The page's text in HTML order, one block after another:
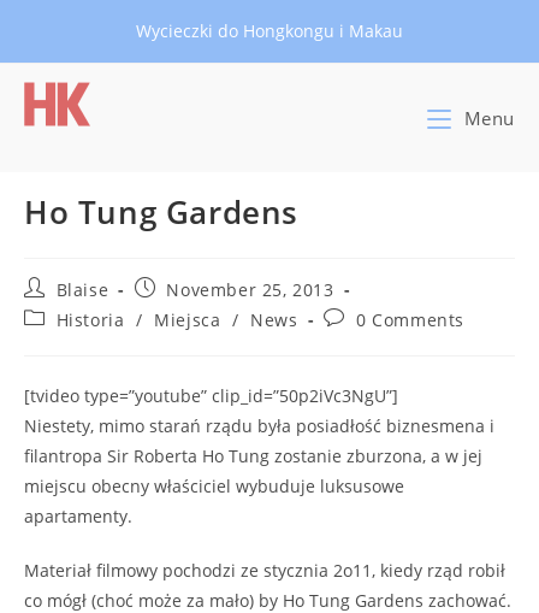
Wycieczki do Hongkongu i Makau
Menu
Ho Tung Gardens
Post
author:
Blaise
Post
published:
November 25, 2013
PostHistoria / Miejsca / News
Post0 Comments
[tvideo type=”youtube” clip_id=”50p2iVc3NgU”]
Niestety, mimo starań rządu była posiadłość biznesmena i
filantropa Sir Roberta Ho Tung zostanie zburzona, a w jej
miejscu obecny właściciel wybuduje luksusowe
apartamenty.
Materiał filmowy pochodzi ze stycznia 2o11, kiedy rząd robił
co mógł (choć może za mało) by Ho Tung Gardens zachować.